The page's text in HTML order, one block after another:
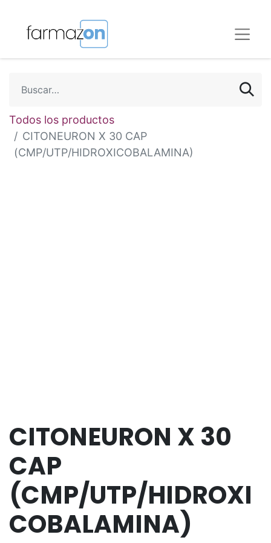
Todos los productos
CITONEURON X 30 CAP
(CMP/UTP/HIDROXICOBALAMINA)
CITONEURON X 30
CAP
(CMP/UTP/HIDROXI
COBALAMINA)